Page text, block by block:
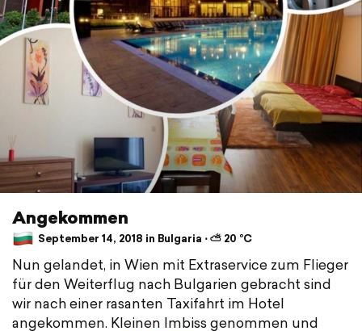
Angekommen
September 14, 2018 in Bulgaria ⋅ ⛅ 20 °C
Nun gelandet, in Wien mit Extraservice zum Flieger
für den Weiterflug nach Bulgarien gebracht sind
wir nach einer rasanten Taxifahrt im Hotel
angekommen. Kleinen Imbiss genommen und